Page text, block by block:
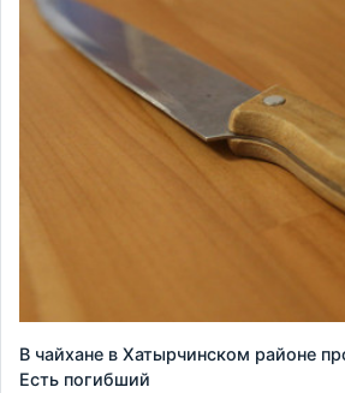
В чайхане в Хатырчинском районе
Есть погибший